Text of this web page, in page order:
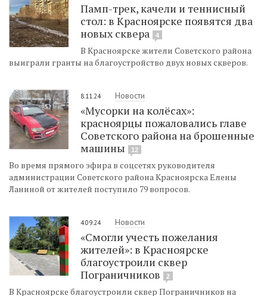
Памп-трек, качели и теннисный
стол: в Красноярске появятся два
новых сквера
4
В Красноярске жители Советского района
выиграли гранты на благоустройство двух новых скверов.
8.11.24 Новости
«Мусорки на колёсах»:
красноярцы пожаловались главе
Советского района на брошенные
машины
12
Во время прямого эфира в соцсетях руководителя
администрации Советского района Красноярска Елены
Ланиной от жителей поступило 79 вопросов.
4.09.24 Новости
«Смогли учесть пожелания
жителей»: в Красноярске
благоустроили сквер
Пограничников
2
В Красноярске благоустроили сквер Пограничников на